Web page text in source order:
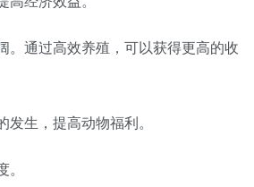
。通过高效养殖，可以获得更高的收
生，提高动物福利。